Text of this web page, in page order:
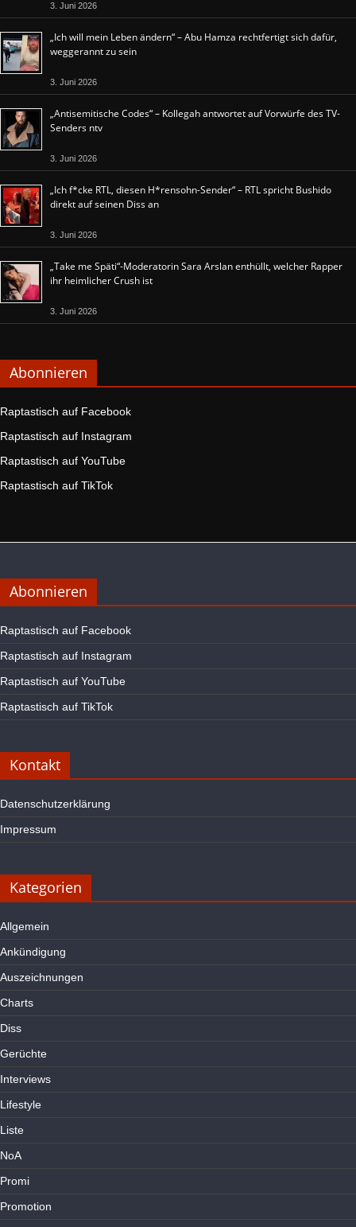
3. Juni 2026
„Ich will mein Leben ändern“ – Abu Hamza rechtfertigt sich dafür,
weggerannt zu sein
3. Juni 2026
„Antisemitische Codes“ – Kollegah antwortet auf Vorwürfe des TV-
Senders ntv
3. Juni 2026
„Ich f*cke RTL, diesen H*rensohn-Sender“ – RTL spricht Bushido
direkt auf seinen Diss an
3. Juni 2026
„Take me Späti“-Moderatorin Sara Arslan enthüllt, welcher Rapper
ihr heimlicher Crush ist
3. Juni 2026
Abonnieren
Raptastisch auf Facebook
Raptastisch auf Instagram
Raptastisch auf YouTube
Raptastisch auf TikTok
Abonnieren
Raptastisch auf Facebook
Raptastisch auf Instagram
Raptastisch auf YouTube
Raptastisch auf TikTok
Kontakt
Datenschutzerklärung
Impressum
Kategorien
Allgemein
Ankündigung
Auszeichnungen
Charts
Diss
Gerüchte
Interviews
Lifestyle
Liste
NoA
Promi
Promotion